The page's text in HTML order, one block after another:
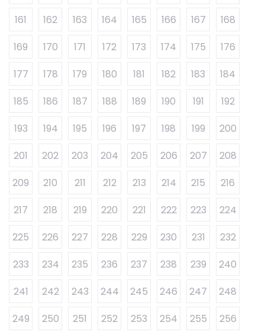
161
162 163 164 165 166 167
168
169
170 171 172 173 174 175
176
177
178 179 180 181 182 183
184
185
186 187 188 189 190 191
192
193
194 195 196 197 198 199
200
201
202 203 204 205 206 207
208
209
210 211 212 213 214 215
216
217
218 219 220 221 222 223
224
225
226 227 228 229 230 231
232
233
234 235 236 237 238 239
240
241
242 243 244 245 246 247
248
249
250 251 252 253 254 255
256